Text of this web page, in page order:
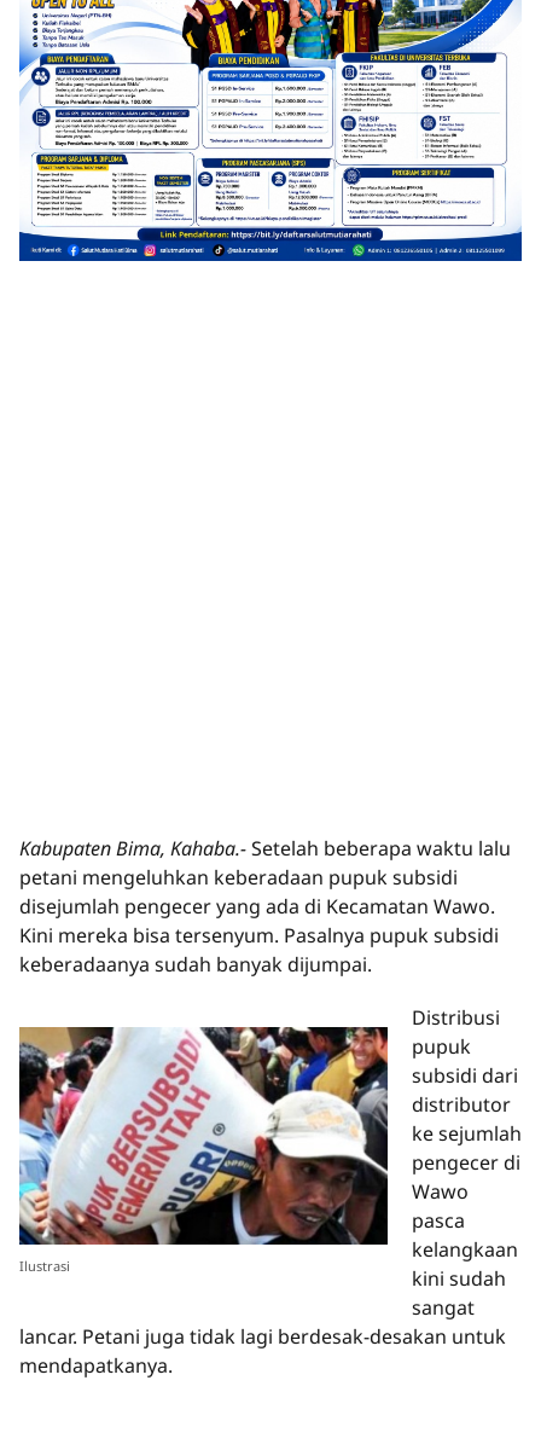
Kabupaten Bima, Kahaba.-Setelah beberapa waktu lalu
petani mengeluhkan keberadaan pupuk subsidi
disejumlah pengecer yang ada di Kecamatan Wawo.
Kini mereka bisa tersenyum. Pasalnya pupuk subsidi
keberadaanya sudah banyak dijumpai.
Ilustrasi
Distribusi
pupuk
subsidi dari
distributor
ke sejumlah
pengecer di
Wawo
pasca
kelangkaan
kini sudah
sangat
lancar. Petani juga tidak lagi berdesak-desakan untuk
mendapatkanya.